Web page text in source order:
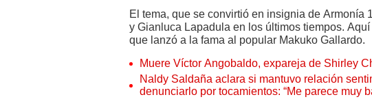
El tema, que se convirtió en insignia de Armonía
y Gianluca Lapadula en los últimos tiempos.
que lanzó a la fama al popular Makuko Gallardo.
Muere Víctor Angobaldo, expareja de Shirley
Naldy Saldaña aclara si mantuvo relación
denunciarlo por tocamientos: “Me parece muy